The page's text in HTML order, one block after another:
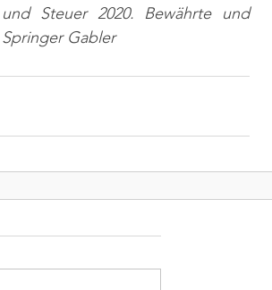
Steuer 2020. Bewährte und
Gabler